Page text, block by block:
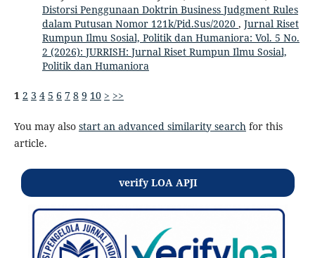
Distorsi Penggunaan Doktrin Business Judgment Rules
dalam Putusan Nomor 121k/Pid.Sus/2020 , Jurnal Riset
Rumpun Ilmu Sosial, Politik dan Humaniora: Vol. 5 No.
2 (2026): JURRISH: Jurnal Riset Rumpun Ilmu Sosial,
Politik dan Humaniora
1 2 3 4 5 6 7 8 9 10 > >>
You may also start an advanced similarity search for this
article.
verify LOA APJI